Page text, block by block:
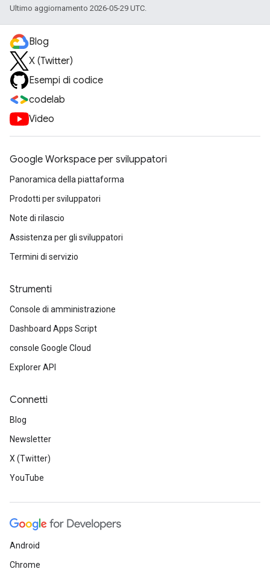
Ultimo aggiornamento 2026-05-29 UTC.
Blog
X (Twitter)
Esempi di codice
codelab
Video
Google Workspace per sviluppatori
Panoramica della piattaforma
Prodotti per sviluppatori
Note di rilascio
Assistenza per gli sviluppatori
Termini di servizio
Strumenti
Console di amministrazione
Dashboard Apps Script
console Google Cloud
Explorer API
Connetti
Blog
Newsletter
X (Twitter)
YouTube
Android
Chrome